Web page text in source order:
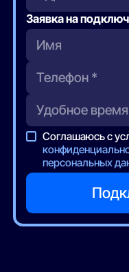
Заявка на
Соглашаюсь с
персональных